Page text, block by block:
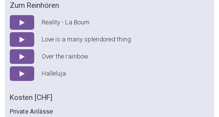
Zum Reinhören
Reality - La Boum
Love is a many splendored thing
Over the rainbow
Halleluja
Kosten [CHF]
Private Anlässe